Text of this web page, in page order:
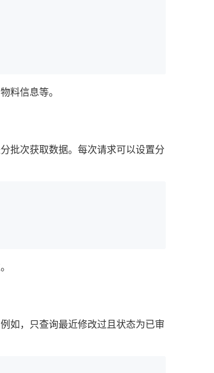
料信息等。
批次获取数据。每次请求可以设置分
如，只查询最近修改过且状态为已审